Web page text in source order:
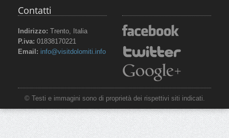
Contatti
Indirizzo: Trento, Italia
P.iva: 01838170221
Email: info@visitdolomiti.info
© Testi e immagini sono di proprietà dei rispettivi siti indicati.